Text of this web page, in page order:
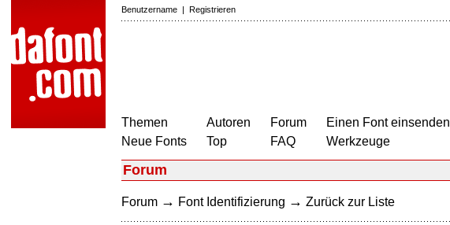
Benutzername | Registrieren
Themen
Neue Fonts
Autoren
Top
Forum
FAQ
Einen Font einsenden
Werkzeuge
Forum
Forum → Font Identifizierung → Zurück zur Liste